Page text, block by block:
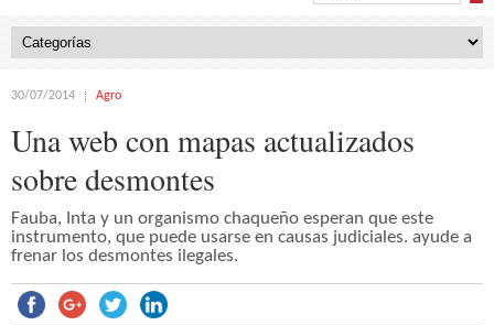
30/07/2014 Agro
Una web con mapas actualizados
sobre desmontes
Fauba, Inta y un organismo chaqueño esperan que este
instrumento, que puede usarse en causas judiciales. ayude a
frenar los desmontes ilegales.